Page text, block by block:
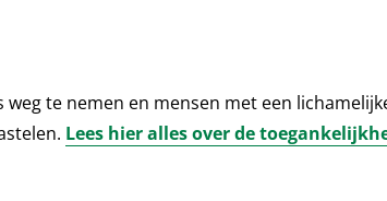
te nemen en mensen met een
Lees hier alles over de